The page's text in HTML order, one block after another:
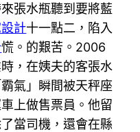
張水瓶聽到要將藍
計十一點二，陷入
慌。的艱苦。2006
，在姨夫的客張水
氣」瞬間被天秤座
上做售票員。他留
當司機，還會在縣